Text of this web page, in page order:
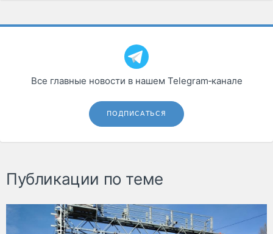
Все главные новости в нашем Telegram‑канале
ПОДПИСАТЬСЯ
Публикации по теме